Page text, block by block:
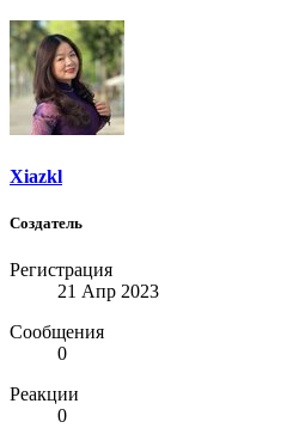
Xiazkl
Создатель
Регистрация
21 Апр 2023
Сообщения
0
Реакции
0